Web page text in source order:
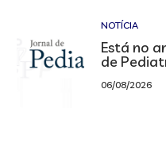
NOTÍCIA
Está no
de
06/08/2026